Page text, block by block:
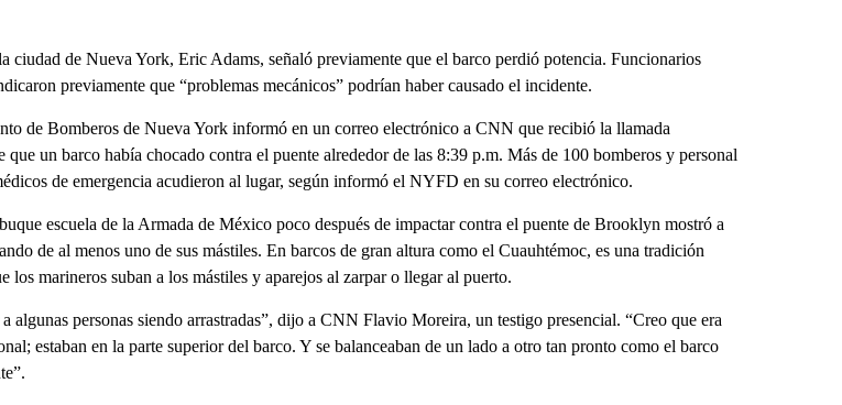
ciudad de Nueva York, Eric Adams, señaló previamente que el barco perdió potencia. Funcionarios
previamente que “problemas mecánicos” podrían haber causado el incidente.
de Bomberos de Nueva York informó en un correo electrónico a CNN que recibió la llamada
que un barco había chocado contra el puente alrededor de las 8:39 p.m. Más de 100 bomberos y personal
de emergencia acudieron al lugar, según informó el NYFD en su correo electrónico.
escuela de la Armada de México poco después de impactar contra el puente de Brooklyn mostró a
de al menos uno de sus mástiles. En barcos de gran altura como el Cuauhtémoc, es una tradición
los marineros suban a los mástiles y aparejos al zarpar o llegar al puerto.
algunas personas siendo arrastradas”, dijo a CNN Flavio Moreira, un testigo presencial. “Creo que era
estaban en la parte superior del barco. Y se balanceaban de un lado a otro tan pronto como el barco